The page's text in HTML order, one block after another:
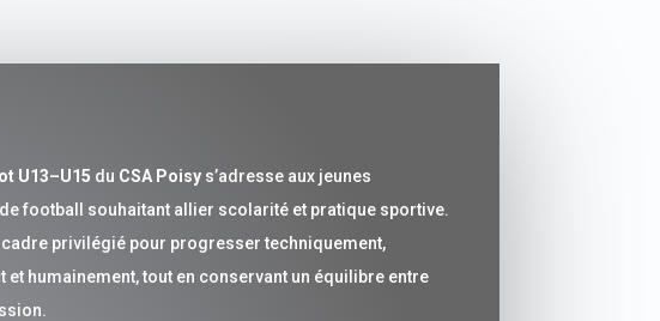
U13–U15 du CSA Poisy s’adresse aux jeunes
football souhaitant allier scolarité et pratique sportive.
cadre privilégié pour progresser techniquement,
et humainement, tout en conservant un équilibre entre